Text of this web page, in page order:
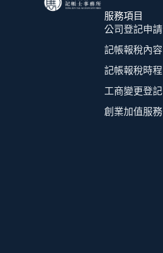
服務項目
公司登記申請
記帳報稅內容
記帳報稅時程
工商變更登記
創業加值服務